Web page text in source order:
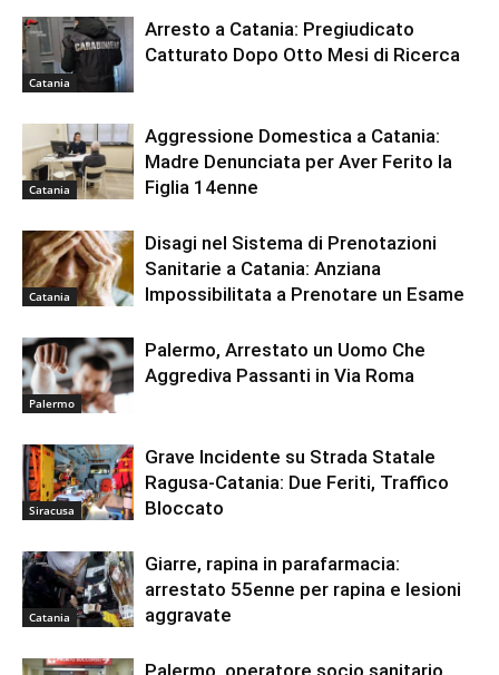
Catania
Arresto a Catania: Pregiudicato
Catturato Dopo Otto Mesi di Ricerca
Catania
Aggressione Domestica a Catania:
Madre Denunciata per Aver Ferito la
Figlia 14enne
Catania
Disagi nel Sistema di Prenotazioni
Sanitarie a Catania: Anziana
Impossibilitata a Prenotare un Esame
Palermo
Palermo, Arrestato un Uomo Che
Aggrediva Passanti in Via Roma
Siracusa
Grave Incidente su Strada Statale
Ragusa-Catania: Due Feriti, Traffico
Bloccato
Catania
Giarre, rapina in parafarmacia:
arrestato 55enne per rapina e lesioni
aggravate
Palermo, operatore socio sanitario